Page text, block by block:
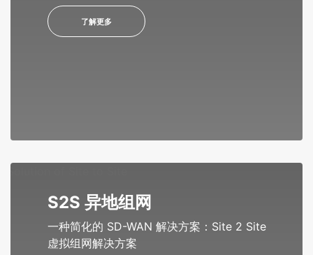
了解更多
S2S 异地组网
一种简化的 SD-WAN 解决方案：Site 2 Site
虚拟组网解决方案